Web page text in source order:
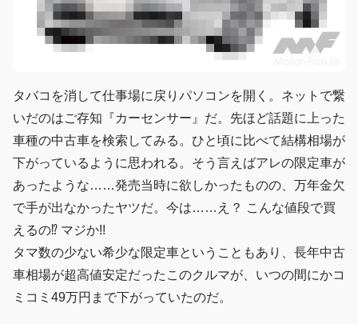
タバコを消して仕事場に戻りパソコンを開く。ネットで繋
いだのはご存知『カーセンサー』だ。先ほど話題に上った
車種の中古車を検索してみる。ひと頃に比べて結構相場が
下がっているように思われる。そう言えばアレの限定車が
あったような……発売当時に欲しかったものの、万年金欠
で手が出なかったヤツだ。今は……え？ こんな値段で買
えるの⁉︎ マジか!!
タマ数の少ない希少な限定車ということもあり、長年中古
車相場が超高値安定だったこのクルマが、いつの間にかコ
ミコミ49万円まで下がっていたのだ。